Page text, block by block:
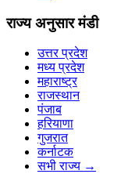
राज्य अनुसार मंडी
उत्तर प्रदेश
मध्य प्रदेश
महाराष्ट्र
राजस्थान
पंजाब
हरियाणा
गुजरात
कर्नाटक
सभी राज्य →